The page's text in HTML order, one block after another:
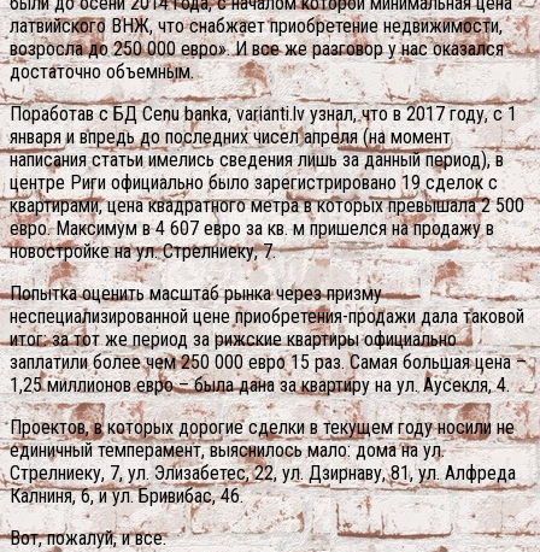
латвийского ВНЖ, что снабжает приобретение недвижимости,
возросла до 250 000 евро». И все же разговор у нас оказался
достаточно объемным.
Поработав с БД Cenu banka, varianti.lv узнал, что в 2017 году, с 1
января и впредь до последних чисел апреля (на момент
написания статьи имелись сведения лишь за данный период), в
центре Риги официально было зарегистрировано 19 сделок с
квартирами, цена квадратного метра в которых превышала 2 500
евро. Максимум в 4 607 евро за кв. м пришелся на продажу в
новостройке на ул. Стрелниеку, 7.
Попытка оценить масштаб рынка через призму
неспециализированной цене приобретения-продажи дала таковой
итог: за тот же период за рижские квартиры официально
заплатили более чем 250 000 евро 15 раз. Самая большая цена –
1,25 миллионов евро – была дана за квартиру на ул. Аусекля, 4.
Проектов, в которых дорогие сделки в текущем году носили не
единичный темперамент, выяснилось мало: дома на ул.
Стрелниеку, 7, ул. Элизабетес, 22, ул. Дзирнаву, 81, ул. Алфреда
Калниня, 6, и ул. Бривибас, 46.
Вот, пожалуй, и все.